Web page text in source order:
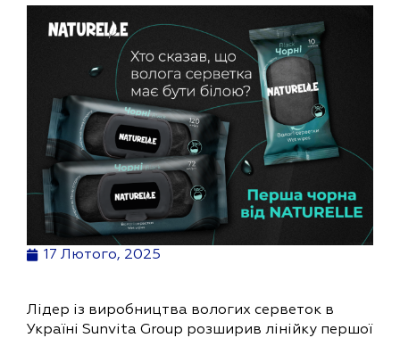
Лідер із виробництва вологих серветок в
Україні Sunvita Group розширив лінійку першої
17 Лютого, 2025